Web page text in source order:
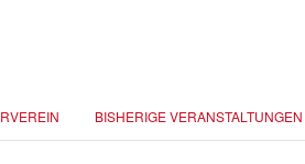
BISHERIGE VERANSTALTUNGEN